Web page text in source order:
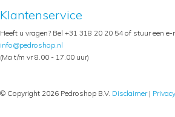
Klantenservice
Heeft u vragen? Bel +31 318 20 20 54 of stuur een
info@pedroshop.nl
(Ma t/m vr 8.00 - 17.00 uur)
© Copyright 2026 Pedroshop B.V. Disclaimer| Privacy